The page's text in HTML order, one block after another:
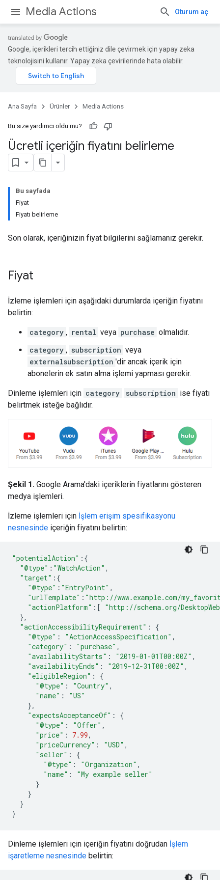
Media Actions Oturum aç
Google, içerikleri tercih ettiğiniz dile çevirmek için yapay zeka
teknolojisini kullanır. Yapay zeka çevirilerinde hata olabilir.
Ana Sayfa Ürünler Media Actions
Bu size yardımcı oldu mu?
Ücretli içeriğin fiyatını belirleme
Bu sayfada
Fiyat
Fiyatı belirleme
Son olarak, içeriğinizin fiyat bilgilerini sağlamanız gerekir.
Fiyat
İzleme işlemleri için aşağıdaki durumlarda içeriğin fiyatını
belirtin:
category , rental veya purchase olmalıdır.
category , subscription veya
externalsubscription 'dir ancak içerik için
abonelerin ek satın alma işlemi yapması gerekir.
Dinleme işlemleri için category subscription ise fiyatı
belirtmek isteğe bağlıdır.
Şekil 1. Google Arama'daki içeriklerin fiyatlarını gösteren
medya işlemleri.
İzleme işlemleri için İşlem erişim spesifikasyonu
nesnesinde içeriğin fiyatını belirtin:
"potentialAction" :{
"@type" : "WatchAction" ,
"target" :{
"@type" : "EntryPoint" ,
"urlTemplate" : "http://www.example.com/
"actionPlatform" :[
"http://schema.org/
},
"actionAccessibilityRequirement" :
{
"@type" : "ActionAccessSpecification" ,
"category" : "purchase" ,
"availabilityStarts" : "2019-01-01T00:00Z" ,
"availabilityEnds" : "2019-12-31T00:00Z" ,
"eligibleRegion" :
{
"@type" : "Country" ,
"name" :
"US"
},
"expectsAcceptanceOf" :
{
"@type" : "Offer" ,
"price" : 7.99,
"priceCurrency" : "USD" ,
"seller" :
{
"@type" : "Organization" ,
"name" :
"My example seller"
}
}
}
}
Dinleme işlemleri için içeriğin fiyatını doğrudan İşlem
işaretleme nesnesinde belirtin: